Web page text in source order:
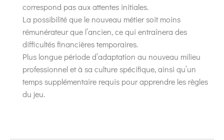
correspond pas aux attentes initiales.
La possibilité que le nouveau métier soit moins
rémunérateur que l’ancien, ce qui entraînera des
difficultés financières temporaires.
Plus longue période d’adaptation au nouveau milieu
professionnel et à sa culture spécifique, ainsi qu’un
temps supplémentaire requis pour apprendre les règles
du jeu.